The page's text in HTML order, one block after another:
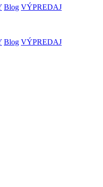
Blog VÝPREDAJ
Blog VÝPREDAJ